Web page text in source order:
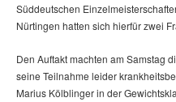
Süddeutschen
Nürtingen hatten sich hierfür zwei
Den Auftakt machten am Samstag
seine Teilnahme leider
Marius Kölblinger in der